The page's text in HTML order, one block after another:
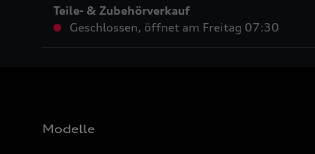
Teile- & Zubehörverkauf
Geschlossen, öffnet am Freitag 07:30
Modelle